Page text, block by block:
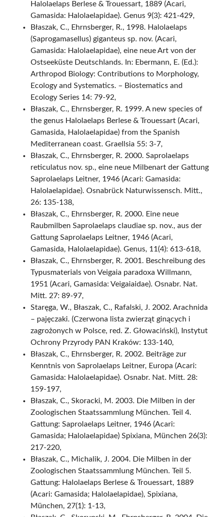
Halolaelaps Berlese & Trouessart, 1889 (Acari,
Gamasida: Halolaelapidae). Genus 9(3): 421-429,
Błaszak, C., Ehrnsberger, R., 1998. Halolaelaps
(Saprogamasellus) giganteus sp. nov. (Acari,
Gamasida: Halolaelapidae), eine neue Art von der
Ostseeküste Deutschlands. In: Ebermann, E. (Ed.):
Arthropod Biology: Contributions to Morphology,
Ecology and Systematics. – Biostematics and
Ecology Series 14: 79-92,
Błaszak, C., Ehrnsberger, R. 1999. A new species of
the genus Halolaelaps Berlese & Trouessart (Acari,
Gamasida, Halolaelapidae) from the Spanish
Mediterranean coast. Graellsia 55: 3-7,
Błaszak, C., Ehrnsberger, R. 2000. Saprolaelaps
reticulatus nov. sp., eine neue Milbenart der Gattung
Saprolaelaps Leitner, 1946 (Acari: Gamasida:
Halolaelapidae). Osnabrück Naturwissensch. Mitt.,
26: 135-138,
Błaszak, C., Ehrnsberger, R. 2000. Eine neue
Raubmilben Saprolaelaps claudiae sp. nov., aus der
Gattung Saprolaelaps Leitner, 1946 (Acari,
Gamasida, Halolaelapidae). Genus, 11(4): 613-618,
Błaszak, C., Ehrnsberger, R. 2001. Beschreibung des
Typusmaterials von Veigaia paradoxa Willmann,
1951 (Acari, Gamasida: Veigaiaidae). Osnabr. Nat.
Mitt. 27: 89-97,
Staręga, W., Błaszak, C., Rafalski, J. 2002. Arachnida
– pajęczaki. (Czerwona lista zwierząt ginących i
zagrożonych w Polsce, red. Z. Głowaciński), Instytut
Ochrony Przyrody PAN Kraków: 133-140,
Błaszak, C., Ehrnsberger, R. 2002. Beiträge zur
Kenntnis von Saprolaelaps Leitner, Europa (Acari:
Gamasida: Halolaelapidae). Osnabr. Nat. Mitt. 28:
159-197,
Błaszak, C., Skoracki, M. 2003. Die Milben in der
Zoologischen Staatssammlung München. Teil 4.
Gattung: Saprolaelaps Leitner, 1946 (Acari:
Gamasida; Halolaelapidae) Spixiana, München 26(3):
217-220,
Błaszak, C., Michalik, J. 2004. Die Milben in der
Zoologischen Staatssammlung München. Teil 5.
Gattung: Halolaelaps Berlese & Trouessart, 1889
(Acari: Gamasida; Halolaelapidae), Spixiana,
München, 27(1): 1-13,